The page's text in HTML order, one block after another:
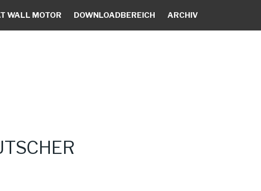
WALL MOTOR DOWNLOADBEREICH ARCHIV